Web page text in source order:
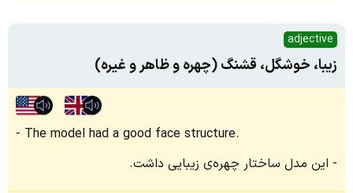
adjective
زیبا، خوشگل، قشنگ (چهره و ظاهر و غیره)
The model had a good face structure.
این مدل ساختار چهره‌ی زیبایی داشت.